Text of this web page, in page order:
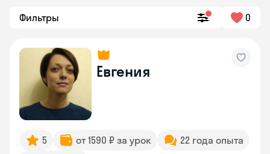
Фильтры 0
Евгения
5 от 1590 ₽ за урок
22 года опыта